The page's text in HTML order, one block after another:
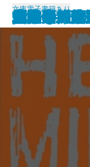
貧しき人
未成年〔下
未成年〔上
壁
青梅雨
忘却の河
エミリー
魔の山〔下
雁の寺・越
魔の山〔上
文庫電子書籍あり
北回帰線
勝海舟―第
勝海舟―第
勝海舟―第
勝海舟―第
他人の顔
河童・或阿
勝海舟―第
勝海舟―第
地獄変・偸